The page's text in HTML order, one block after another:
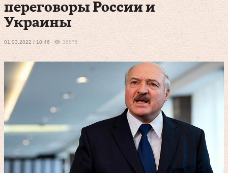
переговоры России и
Украины
01.03.2022 / 10:46 36875